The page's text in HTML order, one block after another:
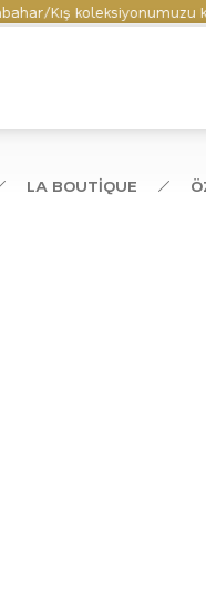
Kış koleksiyonumuzu
LA BOUTİQUE